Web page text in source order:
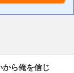
から俺を信じ